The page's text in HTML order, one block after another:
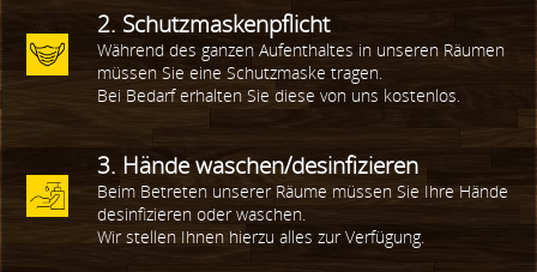
2. Schutzmaskenpflicht
Während des ganzen Aufenthaltes in unseren Räumen
müssen Sie eine Schutzmaske tragen.
Bei Bedarf erhalten Sie diese von uns kostenlos.
3. Hände waschen/desinfizieren
Beim Betreten unserer Räume müssen Sie Ihre Hände
desinfizieren oder waschen.
Wir stellen Ihnen hierzu alles zur Verfügung.